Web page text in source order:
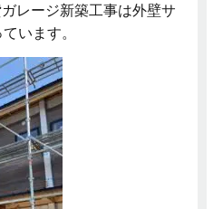
レージ新築工事は外壁サ
います。